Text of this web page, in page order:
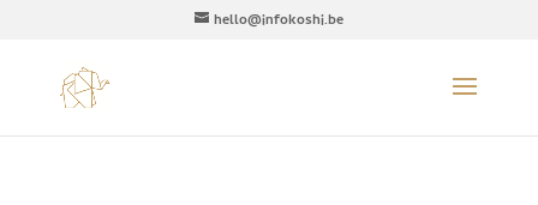
hello@infokoshi.be